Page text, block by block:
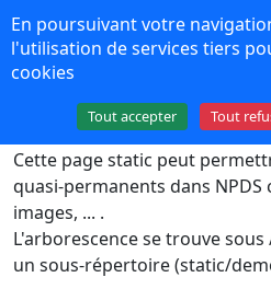
NPDS 16
Cette page static peut
quasi-permanents dans NPDS
images, ... .
L'arborescence se trouve
un sous-répertoire (static/
Panneau de gestion des cookies
En poursuivant votre
l'utilisation de services tiers
cookies
Tout accepter Tout